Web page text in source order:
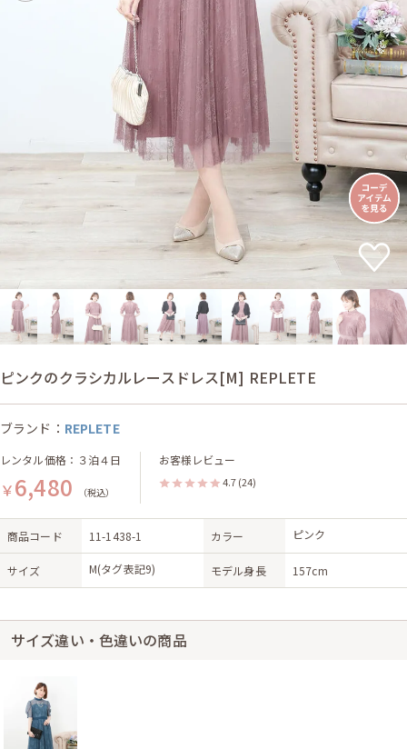
ピンクのクラシカルレースドレス[M] REPLETE
ブランド： REPLETE
レンタル価格：３泊４日
￥6,480 （税込）
お客様レビュー
4.7 (24)
商品コード 11-1438-1 カラー ピンク
サイズ M(タグ表記9) モデル身長 157cm
サイズ違い・色違いの商品